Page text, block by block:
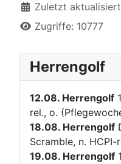
Zuletzt
Zugriffe: 10777
Herrengolf
12.08. Herrengolf
rel., o.
18.08. Herrengolf
Scramble, n. HCPI-
19.08. Herrengolf